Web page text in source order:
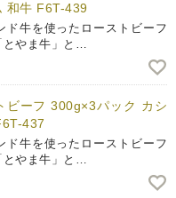
和牛 F6T-439
ド牛を使ったローストビーフ
とやま牛」と…
ビーフ 300g×3パック カシ
437
ド牛を使ったローストビーフ
とやま牛」と…